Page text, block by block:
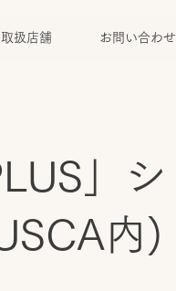
取扱店舗 お問い合わせ
」シ
内)